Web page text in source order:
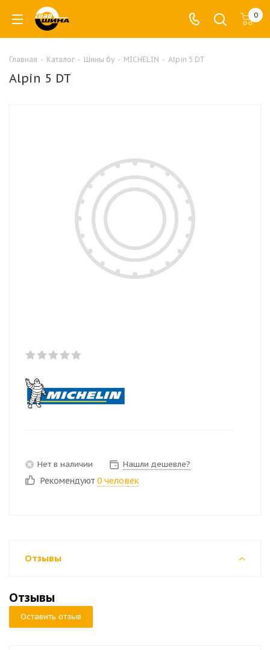
0
Главная - Каталог - Шины бу - MICHELIN - Alpin 5 DT
Alpin 5 DT
Нет в наличии Нашли дешевле?
Рекомендуют 0 человек
Отзывы
Отзывы
Оставить отзыв